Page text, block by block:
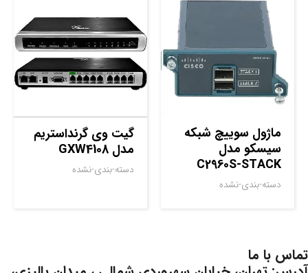
ماژول سوييچ شبکه
سيسکو مدل
C2960S-STACK
دسته-بندی-نشده
گیت وی گرنداستریم
مدل GXW4108
دسته-بندی-نشده
تماس با ما